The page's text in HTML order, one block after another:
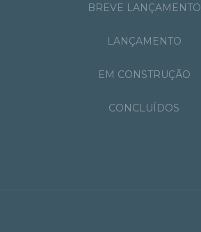
BREVE LANÇAMENTO
LANÇAMENTO
EM CONSTRUÇÃO
CONCLUÍDOS